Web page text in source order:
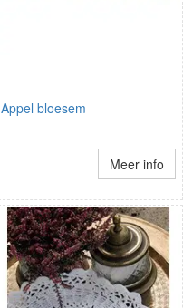
Appel bloesem
Meer info